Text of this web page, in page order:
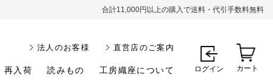
合計11,000円以上の購入で送料・代引手数料無料
再入荷 読みもの 工房織座について
法人のお客様 直営店のご案内
ログイン カート